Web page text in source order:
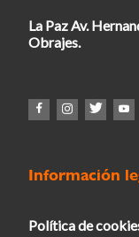
La Paz Av.
Obrajes.
Información
Política de